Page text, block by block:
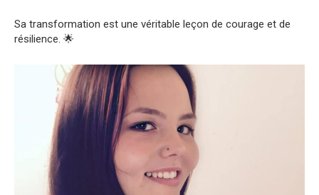
Sa transformation est une véritable leçon de courage et de
résilience. 🌟